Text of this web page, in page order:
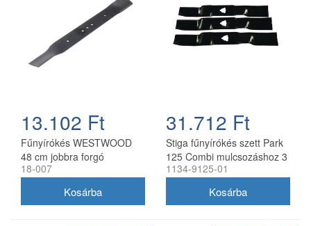
13.102 Ft
Fűnyírókés WESTWOOD
48 cm jobbra forgó
18-007
31.712 Ft
Stiga fűnyírókés szett Park
125 Combi mulcsozáshoz 3
db
1134-9125-01